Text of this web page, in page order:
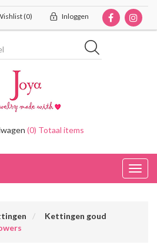
(0) Inloggen
(0) Totaal items
Kettingen goud